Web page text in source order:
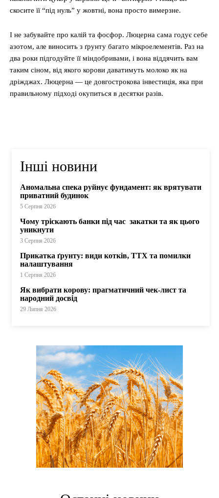
скосите її “під нуль” у жовтні, вона просто вимерзне.
І не забувайте про калій та фосфор. Люцерна сама годує себе
азотом, але виносить з ґрунту багато мікроелементів. Раз на
два роки підгодуйте її міндобривами, і вона віддячить вам
таким сіном, від якого корови даватимуть молоко як на
дріжджах. Люцерна — це довгострокова інвестиція, яка при
правильному підході окупиться в десятки разів.
Інші новини
Аномальна спека руйнує фундамент: як врятувати
приватний будинок
5 Серпня 2026
Чому тріскають банки під час закатки та як цього
уникнути
3 Серпня 2026
Прикатка ґрунту: види котків, ТТХ та помилки
налаштування
1 Серпня 2026
Як вибрати корову: прагматичний чек-лист та
народний досвід
29 Липня 2026